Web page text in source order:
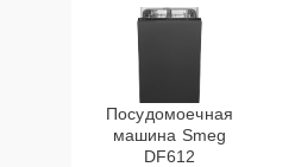
Посудомоечная
машина Smeg
DF612